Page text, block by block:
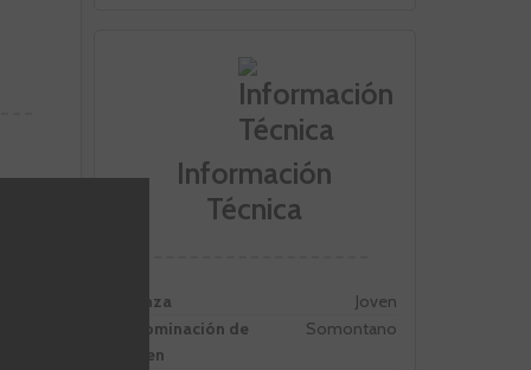
Información
Técnica
Crianza
Joven
Denominación de
Origen
Somontano